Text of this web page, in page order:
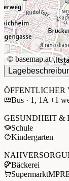
©basemap.at
ÖFFENTLICHER
Bus · 1, 1A +1
GESUNDHEIT &
Schule
Kindergarten
Bäckerei
Supermarkt